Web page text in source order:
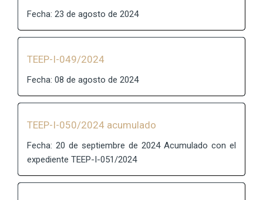
Fecha: 23 de agosto de 2024
TEEP-I-049/2024
Fecha: 08 de agosto de 2024
TEEP-I-050/2024 acumulado
Fecha: 20 de septiembre de 2024 Acumulado con el
expediente TEEP-I-051/2024